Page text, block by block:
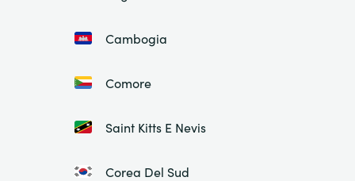
Cambogia
Comore
Saint Kitts E Nevis
Corea Del Sud